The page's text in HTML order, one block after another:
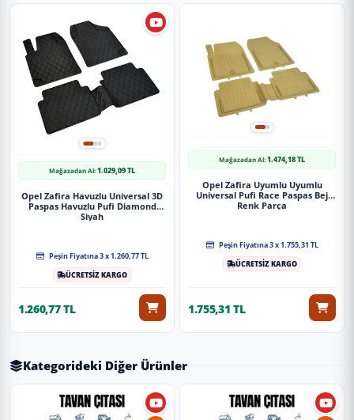
Mağazadan Al:1.029,09 TL
Opel Zafira Havuzlu Universal 3D
Paspas Havuzlu Pufi Diamond
Siyah
Peşin Fiyatına 3 x 1.260,77 TL
ÜCRETSİZ KARGO
1.260,77 TL
Mağazadan Al:1.474,18 TL
Opel Zafira Uyumlu Uyumlu
Universal Pufi Race Paspas Bej
Renk Parça
Peşin Fiyatına 3 x 1.755,31 TL
ÜCRETSİZ KARGO
1.755,31 TL
Kategorideki Diğer Ürünler